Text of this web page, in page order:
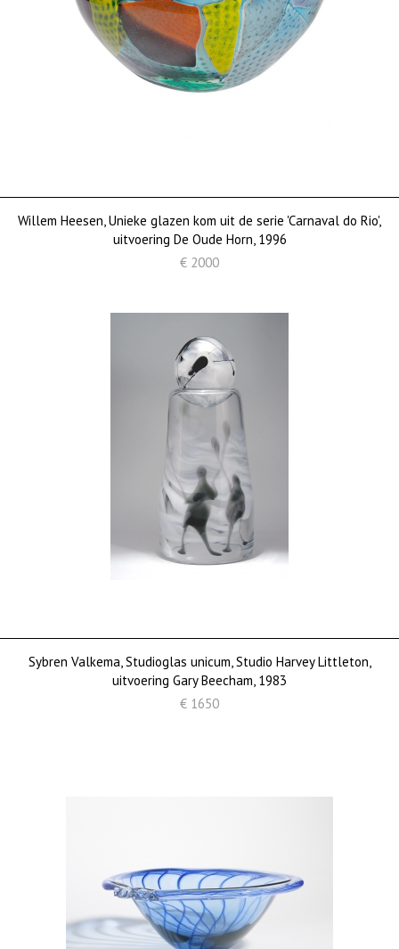
Willem Heesen, Unieke glazen kom uit de serie 'Carnaval do Rio',
uitvoering De Oude Horn, 1996
€ 2000
Sybren Valkema, Studioglas unicum, Studio Harvey Littleton,
uitvoering Gary Beecham, 1983
€ 1650